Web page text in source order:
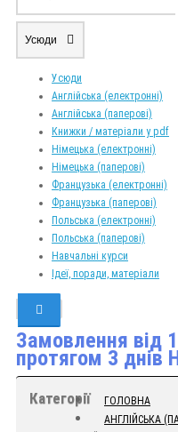
Усюди
Усюди
Англійська (електронні)
Англійська (паперові)
Книжки / матеріали у pdf
Німецька (електронні)
Німецька (паперові)
Французька (електронні)
Французька (паперові)
Польська (електронні)
Польська (паперові)
Навчальні курси
Ідеї, поради, матеріали
Замовлення від
протягом 3
Категорії
ГОЛОВНА
АНГЛІЙСЬКА